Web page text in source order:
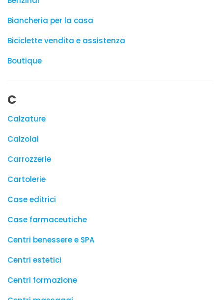
Biancheria per la casa
Biciclette vendita e assistenza
Boutique
C
Calzature
Calzolai
Carrozzerie
Cartolerie
Case editrici
Case farmaceutiche
Centri benessere e SPA
Centri estetici
Centri formazione